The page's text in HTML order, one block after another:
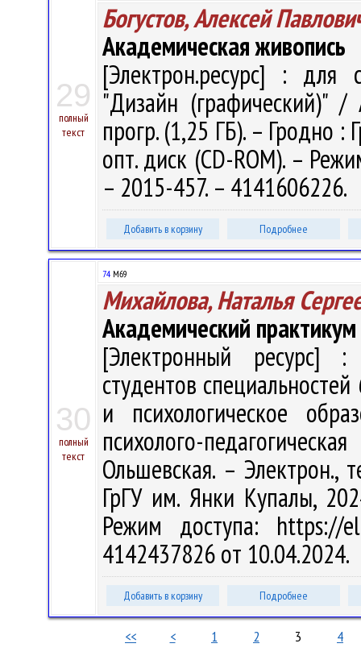
29
полный
текст
Богустов, Алексей
Академическая живопись
[Электрон.ресурс] : для
"Дизайн (графический)" /
прогр. (1,25 ГБ). – Гродно :
опт. диск (CD-ROM). –
– 2015-457. – 4141606226.
Добавить в корзину Подробнее
30
полный
текст
74 М69
Михайлова, Наталья
Академический практикум
[Электронный ресурс] :
студентов
и психологическое
психолого-
Ольшевская. – Электрон.,
ГрГУ им. Янки Купалы,
Режим доступа: https://
4142437826 от 10.04.2024.
Добавить в корзину Подробнее
<< < 1 2 3 4